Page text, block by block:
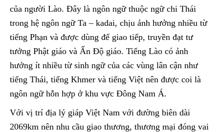
của người Lào. Đây là ngôn ngữ thuộc ngữ chi Thái
trong hệ ngôn ngữ Ta – kadai, chịu ảnh hưởng nhiều từ
tiếng Phạn và được dùng để giao tiếp, truyền đạt tư
tưởng Phật giáo và Ấn Độ giáo. Tiếng Lào có ảnh
hưởng ít nhiều từ sinh ngữ của các vùng lân cận như
tiếng Thái, tiếng Khmer và tiếng Việt nên được coi là
ngôn ngữ hỗn hợp ở khu vực Đông Nam Á.
Với vị trí địa lý giáp Việt Nam với đường biên dài
2069km nên nhu cầu giao thương, thương mại đóng vai